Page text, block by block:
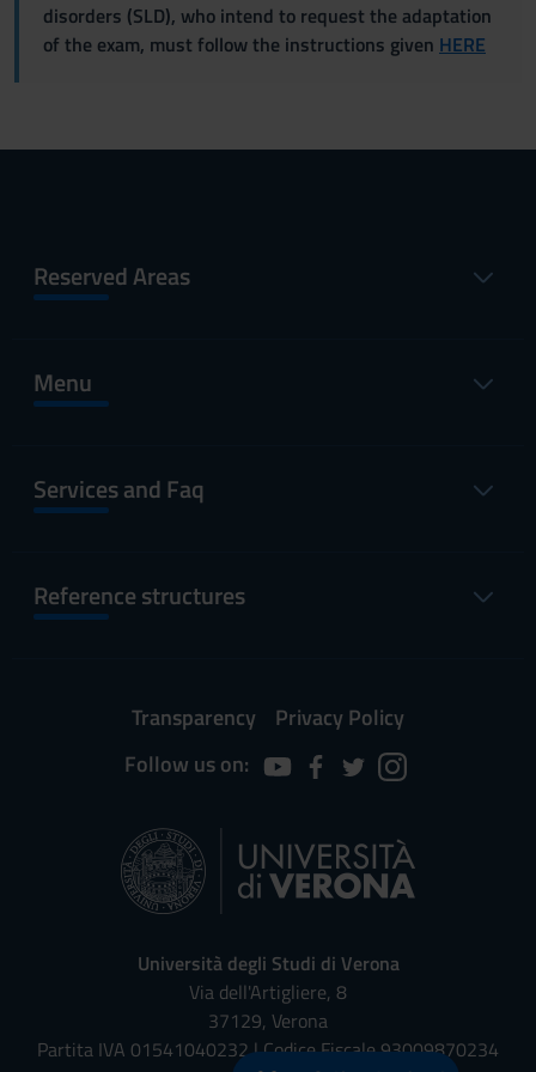
disorders (SLD), who intend to request the adaptation
of the exam, must follow the instructions given HERE
Reserved Areas
Menu
Services and Faq
Reference structures
Transparency
Privacy Policy
Follow us on:
Università degli Studi di Verona
Via dell'Artigliere, 8
37129, Verona
Partita IVA 01541040232 | Codice Fiscale 93009870234